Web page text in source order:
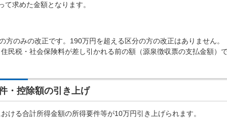
て求めた金額となります。
のみの改正です。190万円を超える区分の方の改正はありません。
民税・社会保険料が差し引かれる前の額（源泉徴収票の支払金額）
・控除額の引き上げ
ける合計所得金額の所得要件等が10万円引き上げられます。